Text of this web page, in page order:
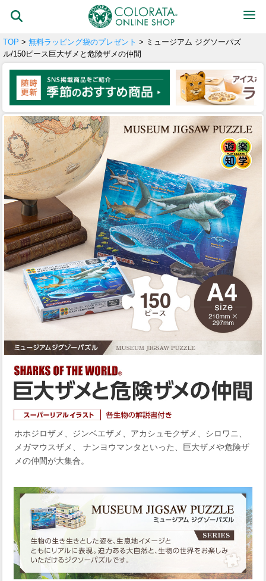
TOP > 無料ラッピング袋のプレゼント > ミュージアム ジグソーパズ
ル/150ピース巨大ザメと危険ザメの仲間
ホホジロザメ、ジンベエザメ、アカシュモクザメ、シロワニ、
メガマウスザメ、 ナンヨウマンタといった、巨大ザメや危険ザ
メの仲間が大集合。